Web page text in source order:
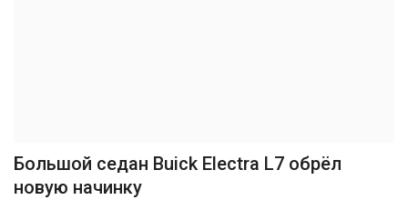
Большой седан Buick Electra L7 обрёл
новую начинку